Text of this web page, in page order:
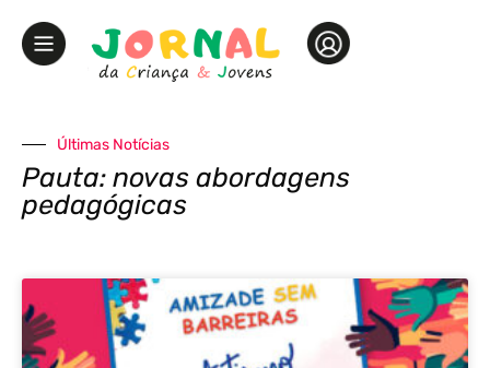
Últimas Notícias
Pauta: novas abordagens
pedagógicas